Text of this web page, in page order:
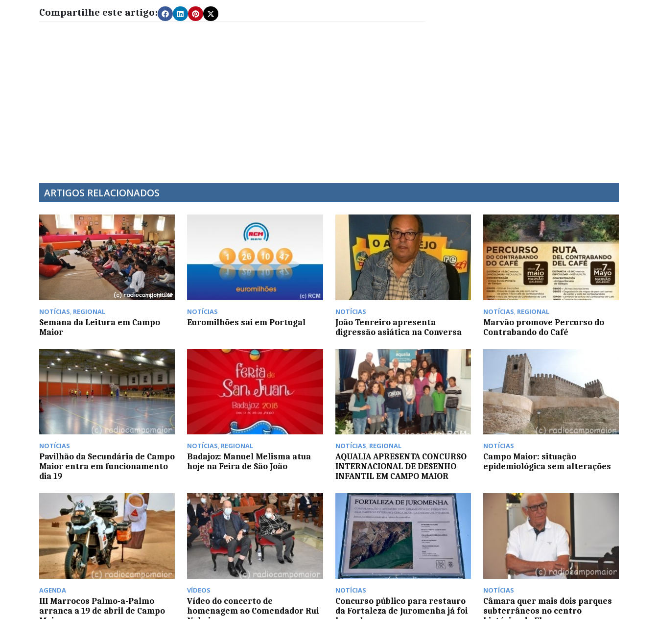
Compartilhe este artigo:
ARTIGOS RELACIONADOS
NOTÍCIAS, REGIONAL
Semana da Leitura em Campo
Maior
NOTÍCIAS
Euromilhões sai em Portugal
NOTÍCIAS
João Tenreiro apresenta
digressão asiática na Conversa
NOTÍCIAS, REGIONAL
Marvão promove Percurso do
Contrabando do Café
NOTÍCIAS
Pavilhão da Secundária de Campo
Maior entra em funcionamento
dia 19
NOTÍCIAS, REGIONAL
Badajoz: Manuel Melisma atua
hoje na Feira de São João
NOTÍCIAS, REGIONAL
AQUALIA APRESENTA CONCURSO
INTERNACIONAL DE DESENHO
INFANTIL EM CAMPO MAIOR
NOTÍCIAS
Campo Maior: situação
epidemiológica sem alterações
AGENDA
III Marrocos Palmo-a-Palmo
arranca a 19 de abril de Campo
VÍDEOS
Vídeo do concerto de
homenagem ao Comendador Rui
NOTÍCIAS
Concurso público para restauro
da Fortaleza de Juromenha já foi
NOTÍCIAS
Câmara quer mais dois parques
subterrâneos no centro